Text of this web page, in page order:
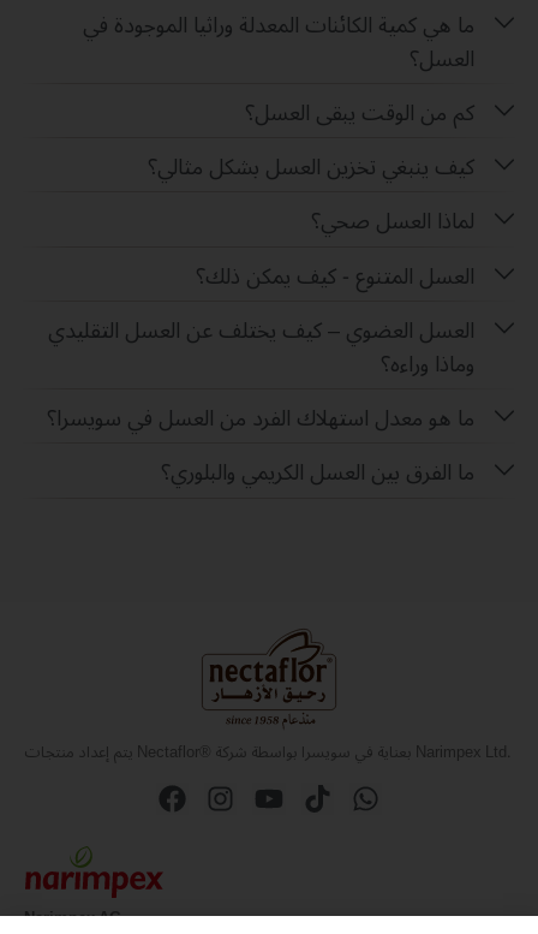
ما هي كمية الكائنات المعدلة وراثيا الموجودة في
العسل؟
كم من الوقت يبقى العسل؟
كيف ينبغي تخزين العسل بشكل مثالي؟
لماذا العسل صحي؟
العسل المتنوع - كيف يمكن ذلك؟
العسل العضوي – كيف يختلف عن العسل التقليدي
وماذا وراءه؟
ما هو معدل استهلاك الفرد من العسل في سويسرا؟
ما الفرق بين العسل الكريمي والبلوري؟
يتم إعداد منتجات Nectaflor® بعناية في سويسرا بواسطة شركة Narimpex Ltd.
Narimpex AG